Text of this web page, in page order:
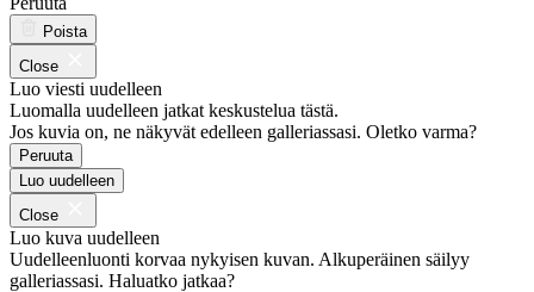
Poista
Close
Luo viesti uudelleen
Luomalla uudelleen jatkat keskustelua tästä.
Jos kuvia on, ne näkyvät edelleen galleriassasi. Oletko varma?
Peruuta
Luo uudelleen
Close
Luo kuva uudelleen
Uudelleenluonti korvaa nykyisen kuvan. Alkuperäinen säilyy
galleriassasi. Haluatko jatkaa?